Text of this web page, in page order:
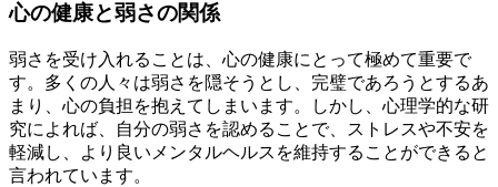
心の健康と弱さの関係
弱さを受け入れることは、心の健康にとって極めて重要で
す。多くの人々は弱さを隠そうとし、完璧であろうとするあ
まり、心の負担を抱えてしまいます。しかし、心理学的な研
究によれば、自分の弱さを認めることで、ストレスや不安を
軽減し、より良いメンタルヘルスを維持することができると
言われています。